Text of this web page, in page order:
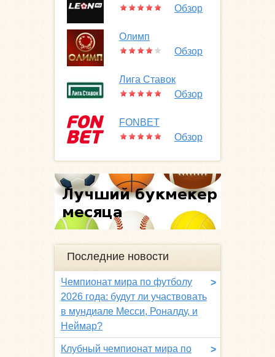
Обзор
Олимп
Обзор
Лига Ставок
Обзор
FONBET
Обзор
Последние новости
>
Чемпионат мира по футболу
2026 года: будут ли участвовать
в мундиале Месси, Роналду, и
Неймар?
>
Клубный чемпионат мира по